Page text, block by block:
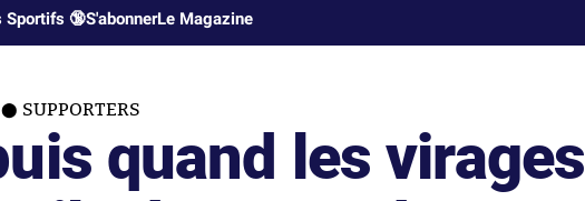
Sportifs 🔞S'abonnerLe Magazine
SUPPORTERS
quand les virages